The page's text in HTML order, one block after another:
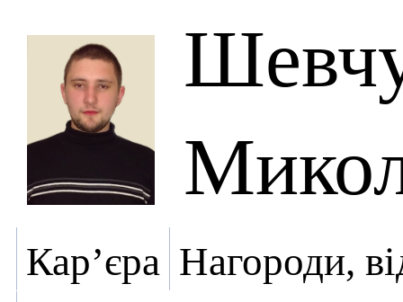
Кар’єра Нагороди,